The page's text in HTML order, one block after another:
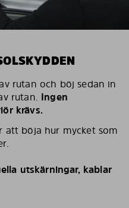
rutan och böj sedan in
rutan. Ingen
krävs.
att böja hur mycket som
utskärningar, kablar